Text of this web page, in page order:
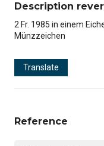
Description
2 Fr. 1985 in einem
Münzzeichen
Translate
Reference